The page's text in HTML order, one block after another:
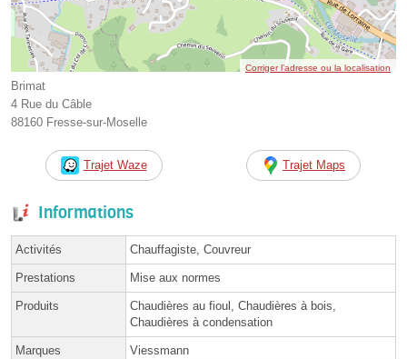
Corriger l’adresse ou la localisation
Brimat
4 Rue du Câble
88160 Fresse-sur-Moselle
Trajet Waze Trajet Maps
Informations
Activités Chauffagiste, Couvreur
Prestations Mise aux normes
Produits
Chaudières au fioul, Chaudières à bois,
Chaudières à condensation
Marques Viessmann